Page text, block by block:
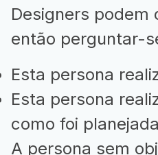
Designers podem
então perguntar-
Esta persona
Esta persona
como foi
A persona sem